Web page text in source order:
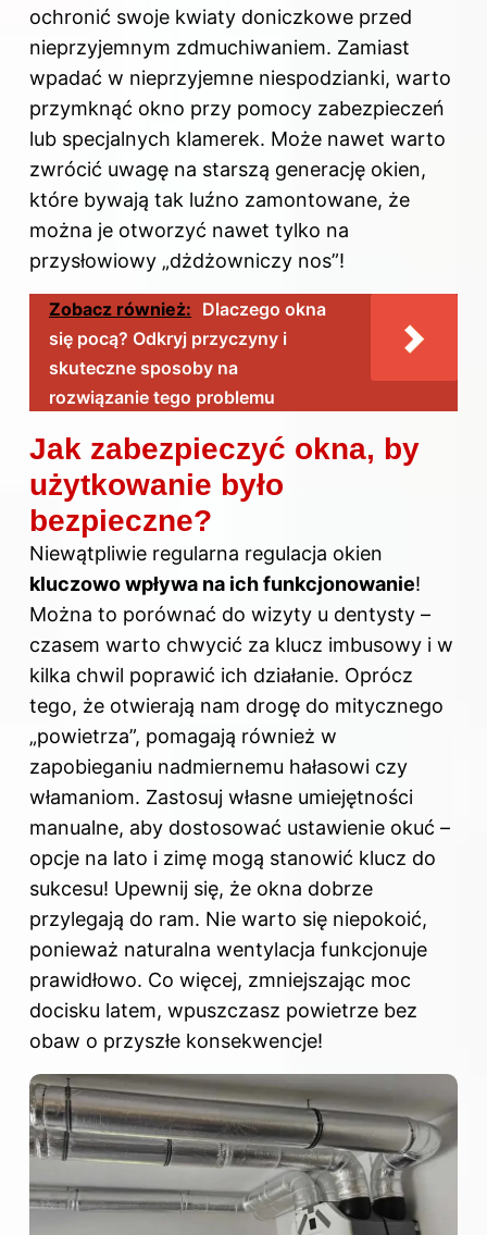
ochronić swoje kwiaty doniczkowe przed
nieprzyjemnym zdmuchiwaniem. Zamiast
wpadać w nieprzyjemne niespodzianki, warto
przymknąć okno przy pomocy zabezpieczeń
lub specjalnych klamerek. Może nawet warto
zwrócić uwagę na starszą generację okien,
które bywają tak luźno zamontowane, że
można je otworzyć nawet tylko na
przysłowiowy „dżdżowniczy nos”!
Zobacz również: Dlaczego okna
się pocą? Odkryj przyczyny i
skuteczne sposoby na
rozwiązanie tego problemu
Jak zabezpieczyć okna, by
użytkowanie było
bezpieczne?
Niewątpliwie regularna regulacja okien
kluczowo wpływa na ich funkcjonowanie!
Można to porównać do wizyty u dentysty –
czasem warto chwycić za klucz imbusowy i w
kilka chwil poprawić ich działanie. Oprócz
tego, że otwierają nam drogę do mitycznego
„powietrza”, pomagają również w
zapobieganiu nadmiernemu hałasowi czy
włamaniom. Zastosuj własne umiejętności
manualne, aby dostosować ustawienie okuć –
opcje na lato i zimę mogą stanowić klucz do
sukcesu! Upewnij się, że okna dobrze
przylegają do ram. Nie warto się niepokoić,
ponieważ naturalna wentylacja funkcjonuje
prawidłowo. Co więcej, zmniejszając moc
docisku latem, wpuszczasz powietrze bez
obaw o przyszłe konsekwencje!